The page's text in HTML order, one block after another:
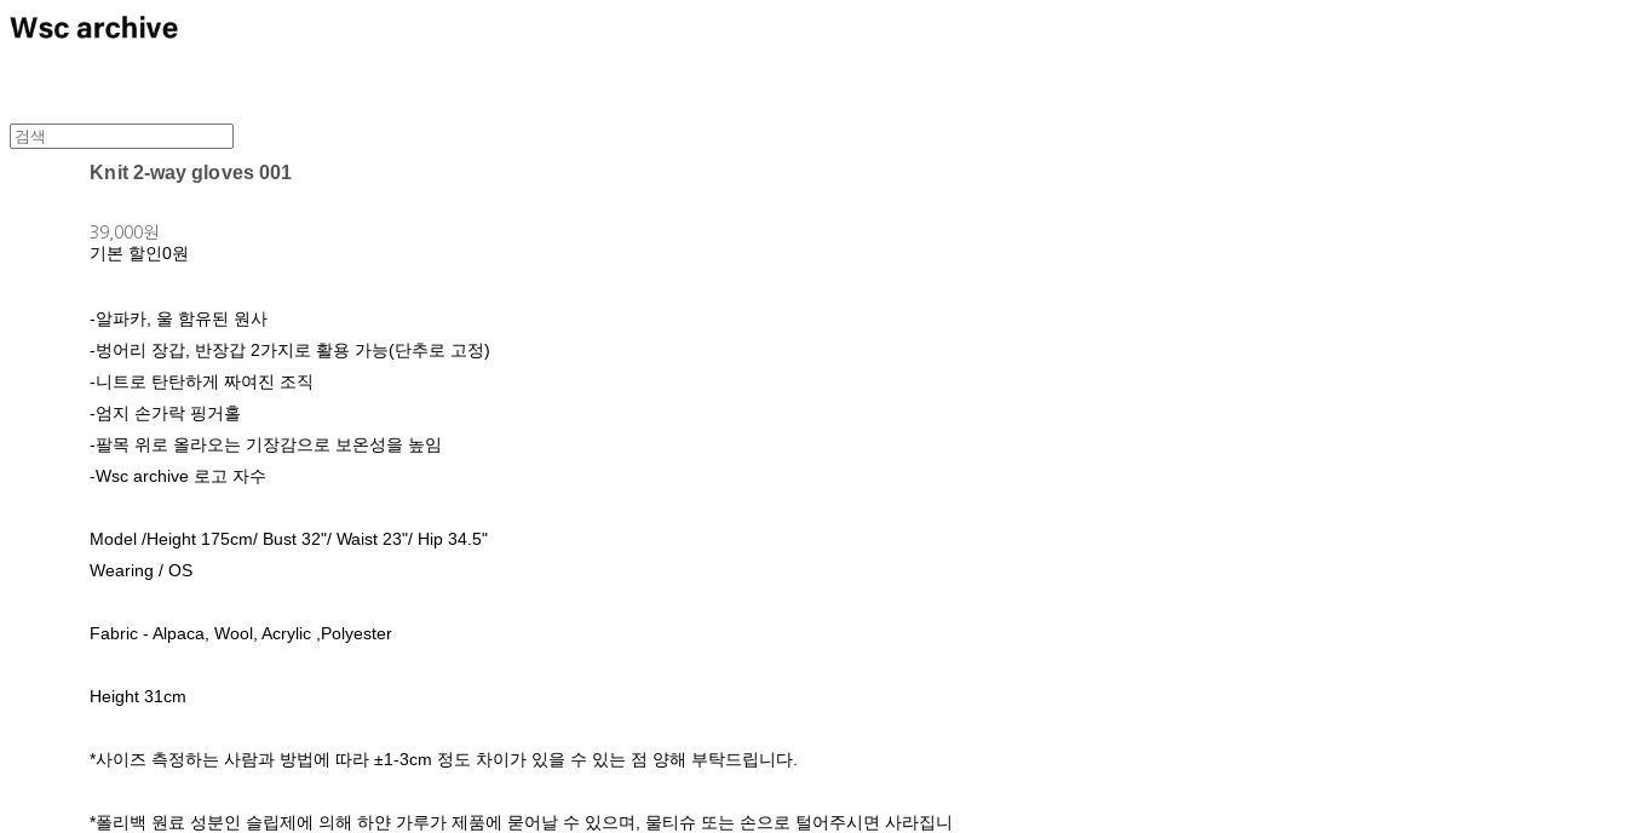
Knit 2-way gloves 001
39,000원
기본 할인0원
-알파카, 울 함유된 원사
-벙어리 장갑, 반장갑 2가지로 활용 가능(단추로 고정)
-니트로 탄탄하게 짜여진 조직
-엄지 손가락 핑거홀
-팔목 위로 올라오는 기장감으로 보온성을 높임
-Wsc archive 로고 자수
Model /Height 175cm/ Bust 32"/ Waist 23"/ Hip 34.5"
Wearing / OS
Fabric - Alpaca, Wool, Acrylic ,Polyester
Height 31cm
*사이즈 측정하는 사람과 방법에 따라 ±1-3cm 정도 차이가 있을 수 있는 점 양해 부탁드립니다.
*폴리백 원료 성분인 슬립제에 의해 하얀 가루가 제품에 묻어날 수 있으며, 물티슈 또는 손으로 털어주시면 사라집니